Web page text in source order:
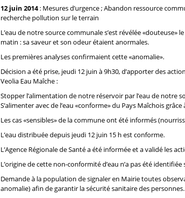
12 juin 2014: Mesures d’urgence ; Abandon ressource
recherche pollution sur le terrain
L’eau de notre source communale s’est révélée «douteuse»
matin : sa saveur et son odeur étaient anormales.
Les premières analyses confirmaient cette «anomalie».
Décision a été prise, jeudi 12 juin à 9h30, d’apporter des
Veolia Eau Maîche :
Stopper l’alimentation de notre réservoir par l’eau de notre
S’alimenter avec de l’eau «conforme» du Pays Maîchois
Les cas «sensibles» de la commune ont été informés
L’eau distribuée depuis jeudi 12 juin 15 h est conforme.
L’Agence Régionale de Santé a été informée et a validé les
L’origine de cette non-conformité d’eau n’a pas été
Demande à la population de signaler en Mairie toutes
anomalie) afin de garantir la sécurité sanitaire des personnes.